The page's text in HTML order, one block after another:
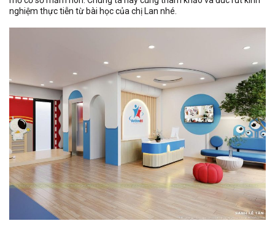
nghiệm thực tiễn từ bài học của chị Lan nhé.